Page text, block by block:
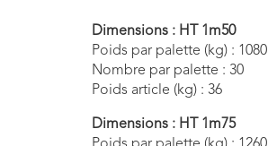
Dimensions : HT 1m50
Poids par palette (kg) : 1080
Nombre par palette : 30
Poids article (kg) : 36
Dimensions : HT 1m75